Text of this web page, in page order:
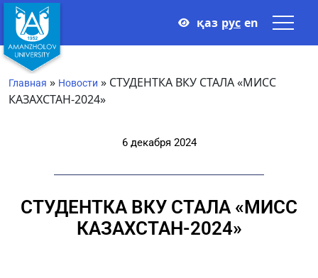
қаз рус en
Главная » Новости » СТУДЕНТКА ВКУ СТАЛА «МИСС
КАЗАХСТАН-2024»
6 декабря 2024
СТУДЕНТКА ВКУ СТАЛА «МИСС
КАЗАХСТАН-2024»